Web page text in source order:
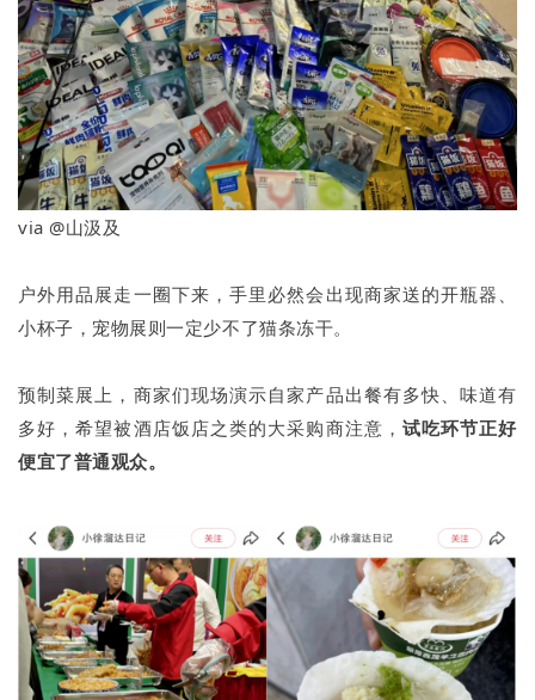
via @山汲及
户外用品展走一圈下来，手里必然会出现商家送的开瓶器、
小杯子，宠物展则一定少不了猫条冻干。
预制菜展上，商家们现场演示自家产品出餐有多快、味道有
多好，希望被酒店饭店之类的大采购商注意， 试吃环节正好
便宜了普通观众。